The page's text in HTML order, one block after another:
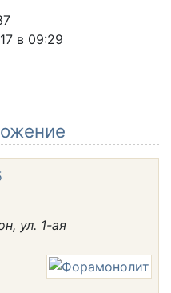
в 09:29
ул. 1-ая